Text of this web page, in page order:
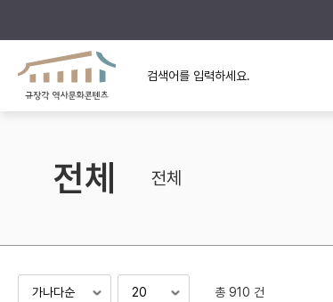
규장각의 어제와 오늘
규장각 소개영상
사료와 문학으로 본
조선 후기
전체 전체
총 910 건